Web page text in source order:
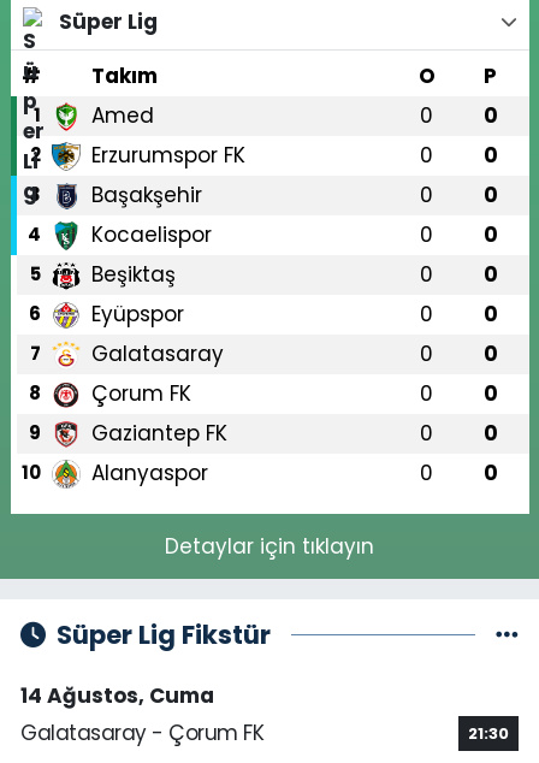
Süper Lig
#
Takım O P
1 Amed 0 0
2 Erzurumspor FK 0 0
3 Başakşehir 0 0
4 Kocaelispor 0 0
5 Beşiktaş 0 0
6 Eyüpspor 0 0
7 Galatasaray 0 0
8 Çorum FK 0 0
9 Gaziantep FK 0 0
10 Alanyaspor 0 0
Detaylar için tıklayın
Süper Lig Fikstür
14 Ağustos, Cuma
Galatasaray - Çorum FK
21:30